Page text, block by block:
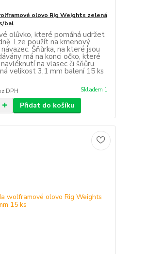
olovo Rig Weights zelená
bal
olůvko, které pomáhá udržet
Lze použít na kmenový
Šňůrka, na které jsou
má na konci očko, které
na vlasec či šňůru.
velikost 3,1 mm balení 15 ks
DPH Skladem 1
Přidat do košíku